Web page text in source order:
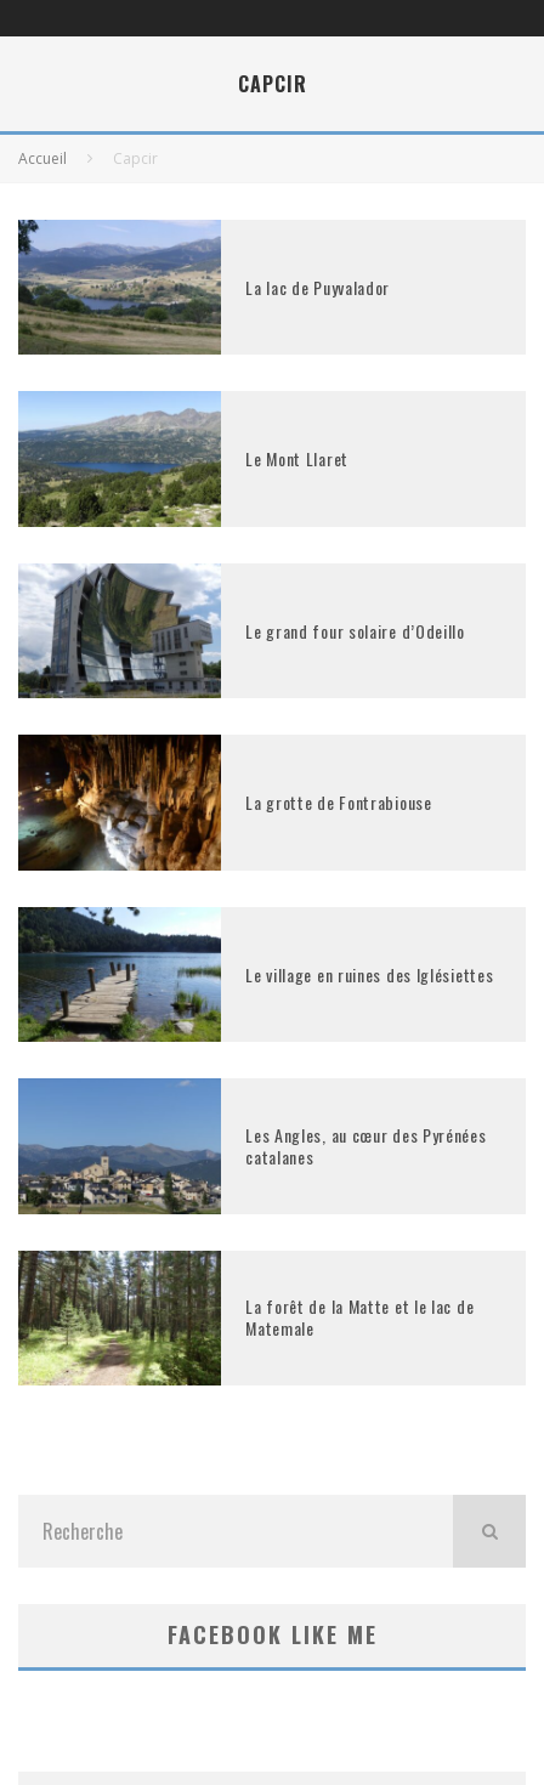
CAPCIR
Accueil Capcir
La lac de Puyvalador
Le Mont Llaret
Le grand four solaire d’Odeillo
La grotte de Fontrabiouse
Le village en ruines des Iglésiettes
Les Angles, au cœur des Pyrénées
catalanes
La forêt de la Matte et le lac de
Matemale
FACEBOOK LIKE ME